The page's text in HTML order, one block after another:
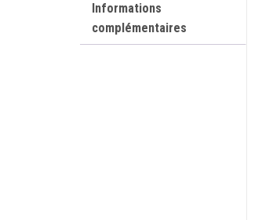
Informations
complémentaires